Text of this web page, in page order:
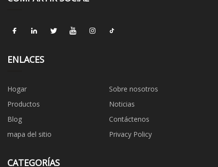
ENLACES
Hogar
Sobre nosotros
Productos
Noticias
Blog
Contáctenos
mapa del sitio
Privacy Policy
CATEGORÍAS